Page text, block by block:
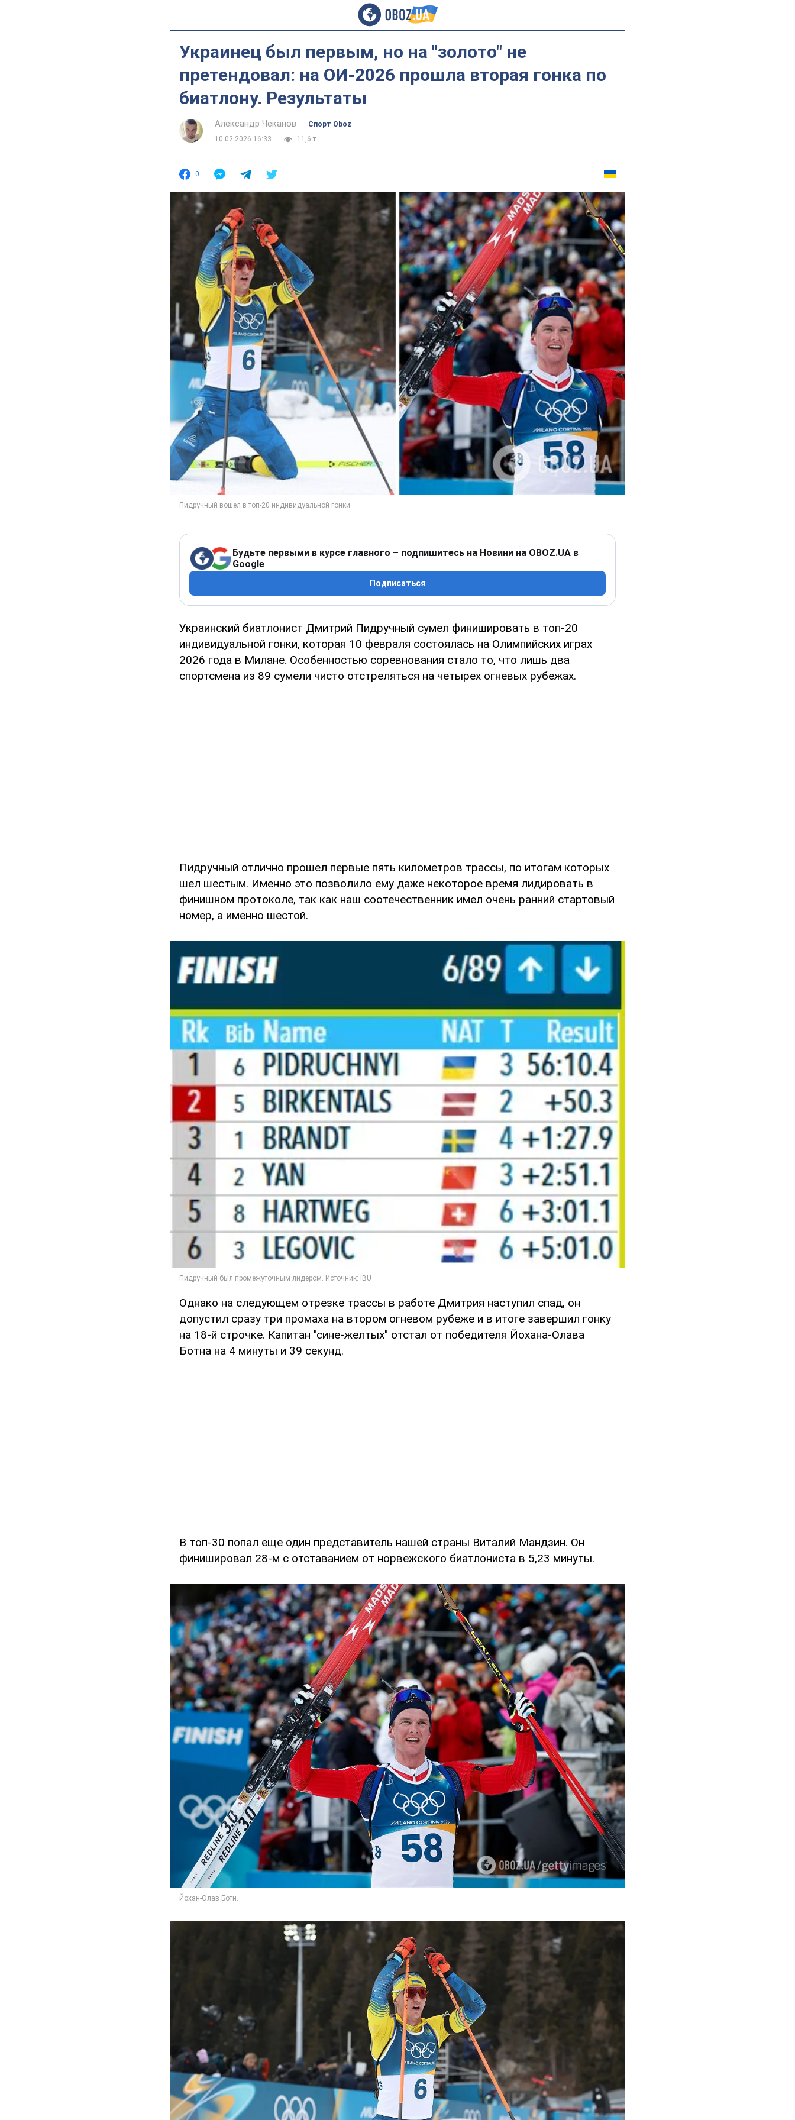
Украинец был первым, но на "золото" не
претендовал: на ОИ-2026 прошла вторая гонка по
биатлону. Результаты
Александр Чеканов
Спорт Oboz
10.02.2026 16:33
11,6 т.
0
Будьте первыми в курсе главного – подпишитесь на Новини на OBOZ.UA в
Google
Подписаться
Украинский биатлонист Дмитрий Пидручный сумел финишировать в топ-20
индивидуальной гонки, которая 10 февраля состоялась на Олимпийских играх
2026 года в Милане. Особенностью соревнования стало то, что лишь два
спортсмена из 89 сумели чисто отстреляться на четырех огневых рубежах.
Пидручный отлично прошел первые пять километров трассы, по итогам которых
шел шестым. Именно это позволило ему даже некоторое время лидировать в
финишном протоколе, так как наш соотечественник имел очень ранний стартовый
номер, а именно шестой.
Однако на следующем отрезке трассы в работе Дмитрия наступил спад, он
допустил сразу три промаха на втором огневом рубеже и в итоге завершил гонку
на 18-й строчке. Капитан "сине-желтых" отстал от победителя Йохана-Олава
Ботна на 4 минуты и 39 секунд.
В топ-30 попал еще один представитель нашей страны Виталий Мандзин. Он
финишировал 28-м с отставанием от норвежского биатлониста в 5,23 минуты.